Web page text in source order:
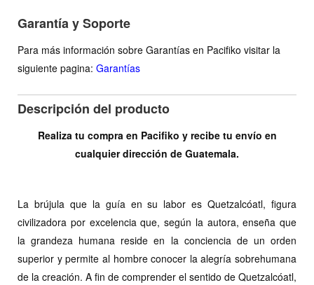
Garantía y Soporte
Para más información sobre Garantías en Pacifiko visitar la
siguiente pagina: Garantías
Descripción del producto
Realiza tu compra en Pacifiko y recibe tu envío en
cualquier dirección de Guatemala.
La brújula que la guía en su labor es Quetzalcóatl, figura
civilizadora por excelencia que, según la autora, enseña que
la grandeza humana reside en la conciencia de un orden
superior y permite al hombre conocer la alegría sobrehumana
de la creación. A fin de comprender el sentido de Quetzalcóatl,